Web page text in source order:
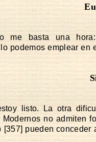
me basta una
podemos emplear en
listo. La otra
no admiten
[357] pueden conceder